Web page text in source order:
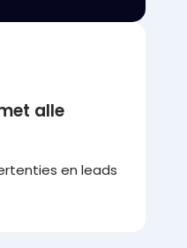
alle
en leads